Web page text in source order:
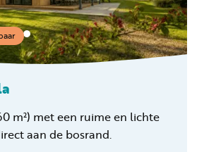
m²) met een ruime en lichte
aan de bosrand.